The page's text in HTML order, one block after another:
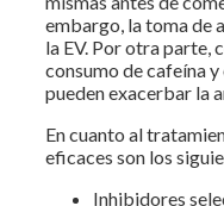
embargo, la toma de
la EV. Por otra parte,
consumo de cafeína
pueden exacerbar la
En cuanto al
eficaces son los
Inhibidores